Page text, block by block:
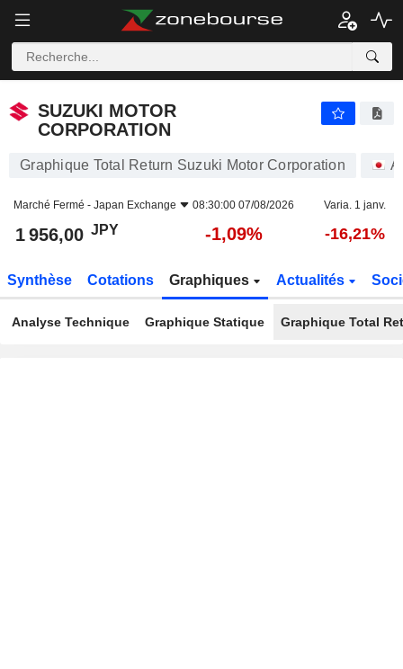
SUZUKI MOTOR
CORPORATION
Graphique Total Return Suzuki Motor Corporation
Marché Fermé - Japan Exchange 08:30:00 07/08/2026 Varia. 1 janv.
1 956,00 JPY -1,09% -16,21%
Synthèse Cotations Graphiques Actualités
Analyse Technique Graphique Statique Graphique Total